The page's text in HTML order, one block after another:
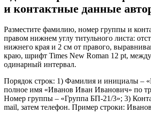
и контактные данные
Разместите фамилию, номер группы и
правом нижнем углу титульного листа:
нижнего края и 2 см от правого,
краю, шрифт Times New Roman 12 pt,
одинарный интервал.
Порядок строк: 1) Фамилия и инициалы –
полное имя «Иванов Иван Иванович» по
Номер группы – «Группа БП-21/3»; 3)
mail, затем телефон. Пример строки: